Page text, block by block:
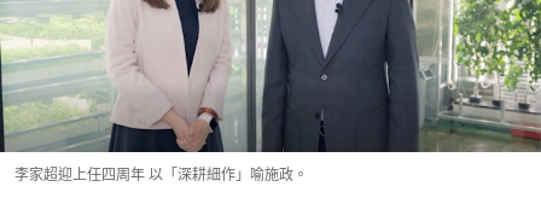
李家超迎上任四周年 以「深耕細作」喻施政。